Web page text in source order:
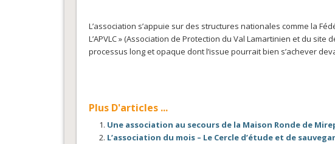
L’association s’appuie sur des structures nationales comme la
L’APVLC » (Association de Protection du Val Lamartinien et du
processus long et opaque dont l’issue pourrait bien s’achever
Plus D'articles ...
Une association au secours de la Maison Ronde de
L’association du mois – Le Cercle d’étude et de